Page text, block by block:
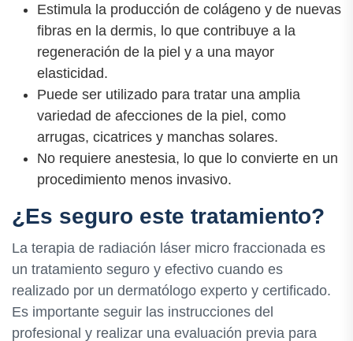
Estimula la producción de colágeno y de nuevas
fibras en la dermis, lo que contribuye a la
regeneración de la piel y a una mayor
elasticidad.
Puede ser utilizado para tratar una amplia
variedad de afecciones de la piel, como
arrugas, cicatrices y manchas solares.
No requiere anestesia, lo que lo convierte en un
procedimiento menos invasivo.
¿Es seguro este tratamiento?
La terapia de radiación láser micro fraccionada es
un tratamiento seguro y efectivo cuando es
realizado por un dermatólogo experto y certificado.
Es importante seguir las instrucciones del
profesional y realizar una evaluación previa para